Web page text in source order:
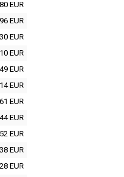
EUR
EUR
EUR
EUR
EUR
EUR
EUR
EUR
EUR
EUR
EUR